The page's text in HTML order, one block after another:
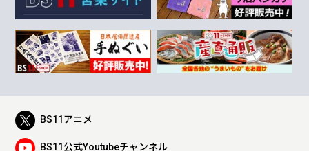
BS11アニメ
BS11公式Youtubeチャンネル